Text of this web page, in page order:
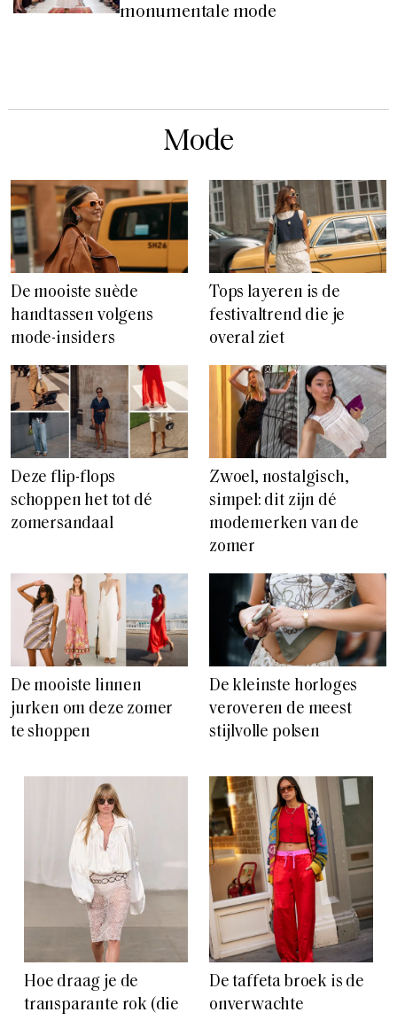
monumentale mode
Mode
De mooiste suède
handtassen volgens
mode-insiders
Tops layeren is de
festivaltrend die je
overal ziet
Deze flip-flops
schoppen het tot dé
zomersandaal
Zwoel, nostalgisch,
simpel: dit zijn dé
modemerken van de
zomer
De mooiste linnen
jurken om deze zomer
te shoppen
De kleinste horloges
veroveren de meest
stijlvolle polsen
Hoe draag je de
transparante rok (die
De taffeta broek is de
onverwachte